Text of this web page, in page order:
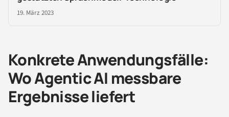
19. März 2023
Konkrete Anwendungsfälle:
Wo Agentic AI messbare
Ergebnisse liefert